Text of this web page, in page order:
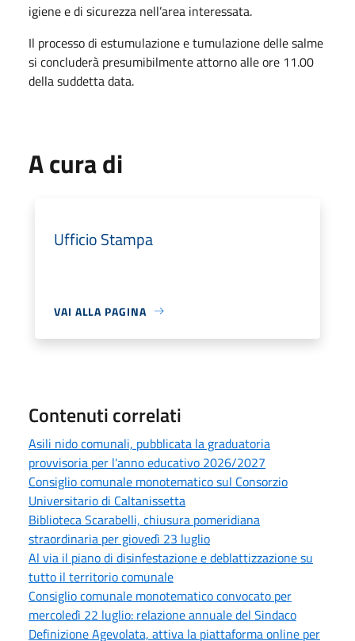
igiene e di sicurezza nell’area interessata.
Il processo di estumulazione e tumulazione delle salme
si concluderà presumibilmente attorno alle ore 11.00
della suddetta data.
A cura di
Ufficio Stampa
VAI ALLA PAGINA
Contenuti correlati
Asili nido comunali, pubblicata la graduatoria
provvisoria per l'anno educativo 2026/2027
Consiglio comunale monotematico sul Consorzio
Universitario di Caltanissetta
Biblioteca Scarabelli, chiusura pomeridiana
straordinaria per giovedì 23 luglio
Al via il piano di disinfestazione e deblattizzazione su
tutto il territorio comunale
Consiglio comunale monotematico convocato per
mercoledì 22 luglio: relazione annuale del Sindaco
Definizione Agevolata, attiva la piattaforma online per